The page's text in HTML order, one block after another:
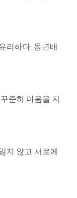
리하다. 동년배
준히 마음을 지
지 않고 서로에